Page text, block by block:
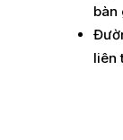
bàn
liên